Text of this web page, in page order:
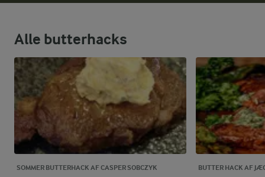
Alle butterhacks
SOMMER BUTTERHACK AF CASPER SOBCZYK BUTTER HACK AF